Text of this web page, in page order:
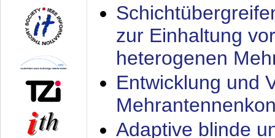
zur Einhaltung
heterogenen
Entwicklung und
Adaptive blinde